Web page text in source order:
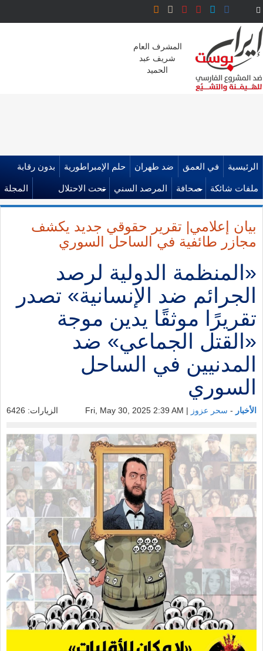
المشرف العام
شريف عبد
الحميد
الرئيسية في العمق ضد طهران حلم الإمبراطورية بدون رقابة
ملفات شائكة صحافة المرصد السني تحت الاحتلال المجلة
بيان إعلامي| تقرير حقوقي جديد يكشف
مجازر طائفية في الساحل السوري
«المنظمة الدولية لرصد
الجرائم ضد الإنسانية» تصدر
تقريرًا موثقًا يدين موجة
«القتل الجماعي» ضد
المدنيين في الساحل
السوري
الأخبار - سحر عزوز | Fri, May 30, 2025 2:39 AM الزيارات: 6426